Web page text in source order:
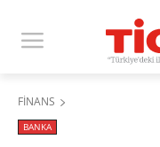
FİNANS
BANKA